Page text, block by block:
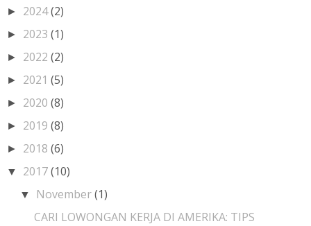
► 2024(2)
► 2023 (1)
► 2022 (2)
► 2021 (5)
► 2020 (8)
► 2019 (8)
► 2018 (6)
▼ 2017(10)
▼ November(1)
CARI LOWONGAN KERJA DI AMERIKA: TIPS